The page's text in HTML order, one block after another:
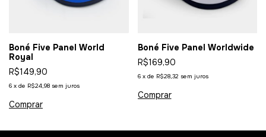
Boné Five Panel World
Royal
R$149,90
6 x de R$24,98 sem juros
Boné Five Panel Worldwide
R$169,90
6 x de R$28,32 sem juros